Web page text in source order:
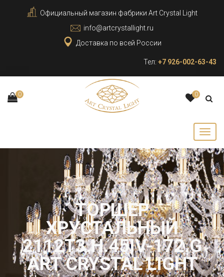
Официальный магазин фабрики Art Crystal Light
info@artcrystallight.ru
Доставка по всей России
Тел: +7 926-002-63-43
0 0
ТОРШЕР
ХРУСТАЛЬНЫЙ
2112T3.H.45IV-172.G
ART CRYSTAL LIGHT